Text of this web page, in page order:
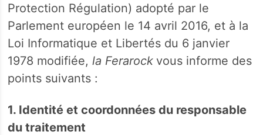
Protection Régulation) adopté par le
Parlement européen le 14 avril 2016, et à la
Loi Informatique et Libertés du 6 janvier
1978 modifiée,la Ferarock vous informe des
points suivants :
1. Identité et coordonnées du responsable
du traitement